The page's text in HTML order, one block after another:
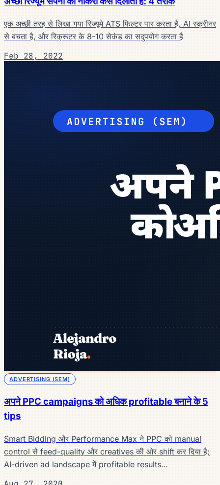
एक अच्छी तरह से लिखा गया रिज्यूमे ATS फिल्टर पार करता है, AI स्क्रीनर
से बचता है, और रिक्रूटर के 8-10 सेकंड का सदुपयोग करता है
Feb 28, 2022
ADVERTISING (SEM)
अपने PPC campaigns को अधिक profitable बनाने के 5
tips
Smart Bidding और Performance Max ने PPC को manual
control से feed-quality और creatives की ओर shift कर दिया है;
AI-driven ad landscape में profitable results…